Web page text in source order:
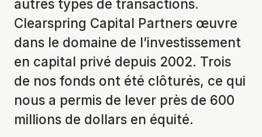
autres types de transactions.
Clearspring Capital Partners œuvre
dans le domaine de l’investissement
en capital privé depuis 2002. Trois
de nos fonds ont été clôturés, ce qui
nous a permis de lever près de 600
millions de dollars en équité.